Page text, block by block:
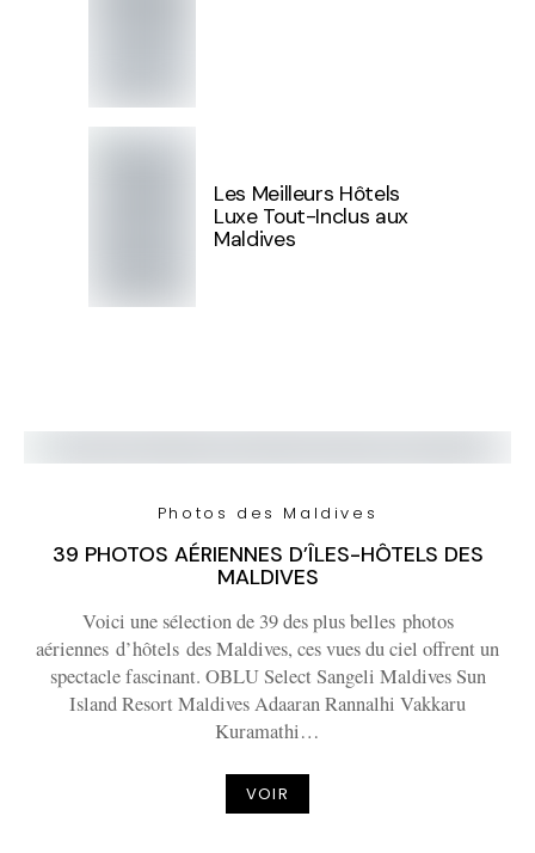
Les Meilleurs Hôtels
Luxe Tout-Inclus aux
Maldives
Photos des Maldives
39 PHOTOS AÉRIENNES D’ÎLES-HÔTELS DES
MALDIVES
Voici une sélection de 39 des plus belles photos
aériennes d’hôtels des Maldives, ces vues du ciel offrent un
spectacle fascinant. OBLU Select Sangeli Maldives Sun
Island Resort Maldives Adaaran Rannalhi Vakkaru
Kuramathi…
VOIR